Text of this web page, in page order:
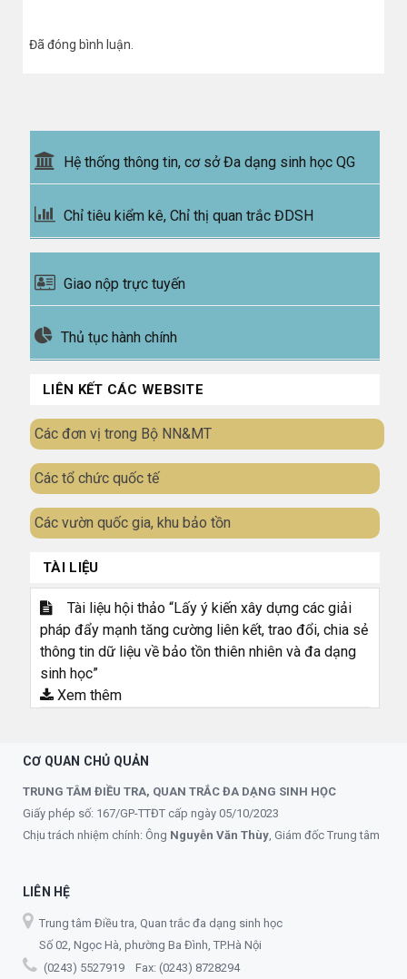
Đã đóng bình luận.
Hệ thống thông tin, cơ sở Đa dạng sinh học QG
Chỉ tiêu kiểm kê, Chỉ thị quan trắc ĐDSH
Giao nộp trực tuyến
Thủ tục hành chính
LIÊN KẾT CÁC WEBSITE
Các đơn vị trong Bộ NN&MT
Các tổ chức quốc tế
Các vườn quốc gia, khu bảo tồn
TÀI LIỆU
Tài liệu hội thảo “Lấy ý kiến xây dựng các giải
pháp đẩy mạnh tăng cường liên kết, trao đổi, chia sẻ
thông tin dữ liệu về bảo tồn thiên nhiên và đa dạng
sinh học”
Xem thêm
CƠ QUAN CHỦ QUẢN
TRUNG TÂM ĐIỀU TRA, QUAN TRẮC ĐA DẠNG SINH HỌC
Giấy phép số: 167/GP-TTĐT cấp ngày 05/10/2023
Chịu trách nhiệm chính: Ông Nguyễn Văn Thùy, Giám đốc Trung tâm
LIÊN HỆ
Trung tâm Điều tra, Quan trắc đa dạng sinh học
Số 02, Ngọc Hà, phường Ba Đình, TP.Hà Nội
(0243) 5527919 Fax: (0243) 8728294